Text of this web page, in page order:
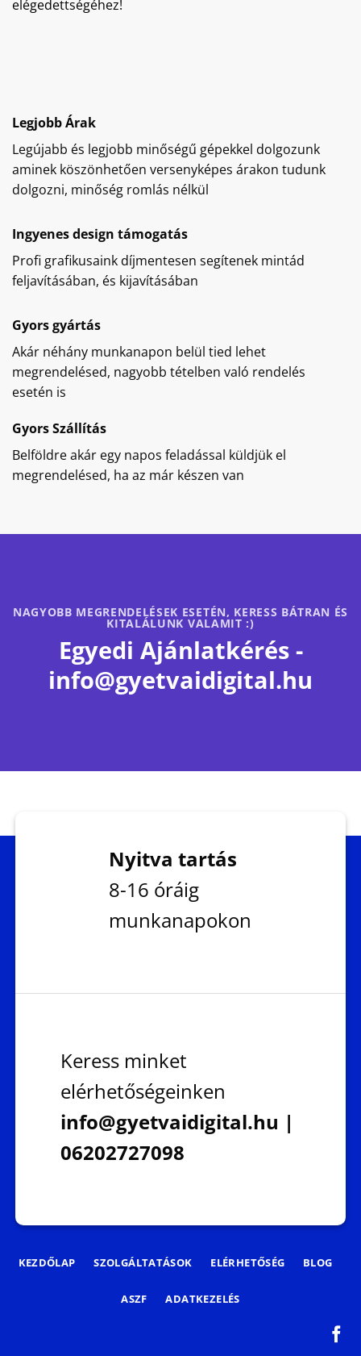
elégedettségéhez!
Legjobb Árak
Legújabb és legjobb minőségű gépekkel dolgozunk
aminek köszönhetően versenyképes árakon tudunk
dolgozni, minőség romlás nélkül
Ingyenes design támogatás
Profi grafikusaink díjmentesen segítenek mintád
feljavításában, és kijavításában
Gyors gyártás
Akár néhány munkanapon belül tied lehet
megrendelésed, nagyobb tételben való rendelés
esetén is
Gyors Szállítás
Belföldre akár egy napos feladással küldjük el
megrendelésed, ha az már készen van
NAGYOBB MEGRENDELÉSEK ESETÉN, KERESS BÁTRAN ÉS
KITALÁLUNK VALAMIT :)
Egyedi Ajánlatkérés -
info@gyetvaidigital.hu
Nyitva tartás
8-16 óráig
munkanapokon
Keress minket
elérhetőségeinken
info@gyetvaidigital.hu |
06202727098
KEZDŐLAP SZOLGÁLTATÁSOK ELÉRHETŐSÉG BLOG
ASZF ADATKEZELÉS